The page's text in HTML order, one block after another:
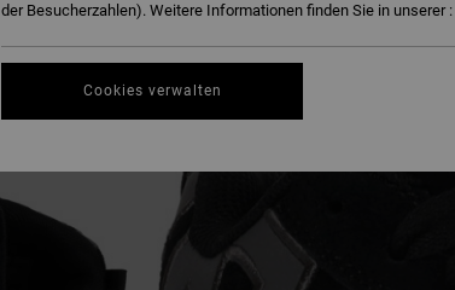
der Besucherzahlen). Weitere Informationen finden Sie in unserer :
Cookies verwalten